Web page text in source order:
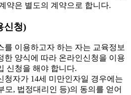
약은 별도의 계약으로 합니다.
신청)
이용하고자 하는 자는 교육정보
한 양식에 따라 온라인신청을 이용
신청을 해야 합니다.
자가 14세 미만인자일 경우에는
모, 법정대리인 등)의 동의를 얻어